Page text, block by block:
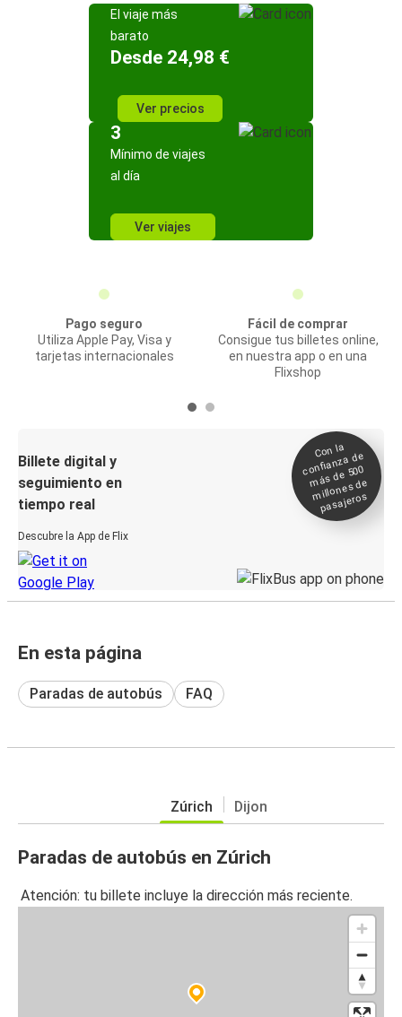
El viaje más
barato
Desde 24,98 €
Ver precios
3
Mínimo de viajes
al día
Ver viajes
Pago seguro
Utiliza Apple Pay, Visa y
tarjetas internacionales
Fácil de comprar
Consigue tus billetes online,
en nuestra app o en una
Flixshop
Billete digital y
seguimiento en
tiempo real
Descubre la App de Flix
Con la
confianza de
más de 500
millones de
pasajeros
En esta página
Paradas de autobús FAQ
Zúrich Dijon
Paradas de autobús en Zúrich
Atención: tu billete incluye la dirección más reciente.